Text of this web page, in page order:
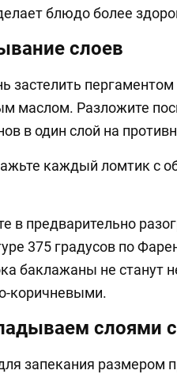
блюдо более
слоев
застелить
маслом. Разложите
в один слой на
каждый ломтик с
в предварительно
375 градусов по
баклажаны не станут
коричневыми.
слоями
запекания размером